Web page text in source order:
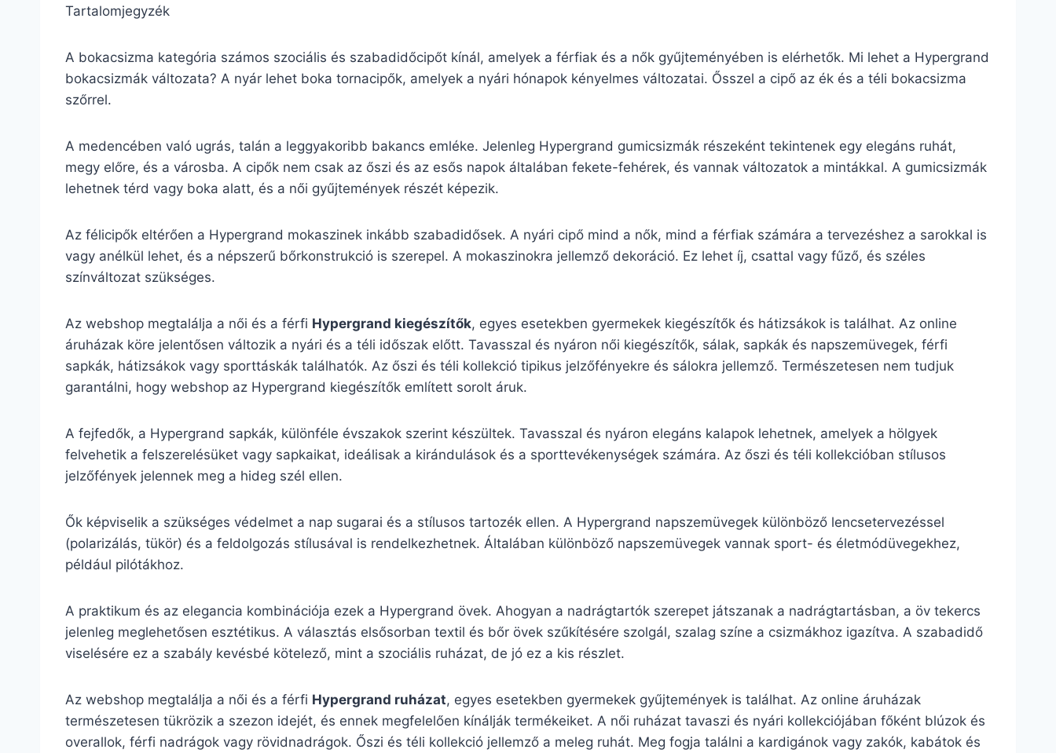
Tartalomjegyzék
A bokacsizma kategória számos szociális és szabadidőcipőt kínál, amelyek a férfiak és a nők gyűjteményében is elérhetők. Mi lehet a Hypergrand
bokacsizmák változata? A nyár lehet boka tornacipők, amelyek a nyári hónapok kényelmes változatai. Ősszel a cipő az ék és a téli bokacsizma
szőrrel.
A medencében való ugrás, talán a leggyakoribb bakancs emléke. Jelenleg Hypergrand gumicsizmák részeként tekintenek egy elegáns ruhát,
megy előre, és a városba. A cipők nem csak az őszi és az esős napok általában fekete-fehérek, és vannak változatok a mintákkal. A gumicsizmák
lehetnek térd vagy boka alatt, és a női gyűjtemények részét képezik.
Az félicipők eltérően a Hypergrand mokaszinek inkább szabadidősek. A nyári cipő mind a nők, mind a férfiak számára a tervezéshez a sarokkal is
vagy anélkül lehet, és a népszerű bőrkonstrukció is szerepel. A mokaszinokra jellemző dekoráció. Ez lehet íj, csattal vagy fűző, és széles
színváltozat szükséges.
Az webshop megtalálja a női és a férfi Hypergrand kiegészítők, egyes esetekben gyermekek kiegészítők és hátizsákok is találhat. Az online
áruházak köre jelentősen változik a nyári és a téli időszak előtt. Tavasszal és nyáron női kiegészítők, sálak, sapkák és napszemüvegek, férfi
sapkák, hátizsákok vagy sporttáskák találhatók. Az őszi és téli kollekció tipikus jelzőfényekre és sálokra jellemző. Természetesen nem tudjuk
garantálni, hogy webshop az Hypergrand kiegészítők említett sorolt áruk.
A fejfedők, a Hypergrand sapkák, különféle évszakok szerint készültek. Tavasszal és nyáron elegáns kalapok lehetnek, amelyek a hölgyek
felvehetik a felszerelésüket vagy sapkaikat, ideálisak a kirándulások és a sporttevékenységek számára. Az őszi és téli kollekcióban stílusos
jelzőfények jelennek meg a hideg szél ellen.
Ők képviselik a szükséges védelmet a nap sugarai és a stílusos tartozék ellen. A Hypergrand napszemüvegek különböző lencsetervezéssel
(polarizálás, tükör) és a feldolgozás stílusával is rendelkezhetnek. Általában különböző napszemüvegek vannak sport- és életmódüvegekhez,
például pilótákhoz.
A praktikum és az elegancia kombinációja ezek a Hypergrand övek. Ahogyan a nadrágtartók szerepet játszanak a nadrágtartásban, a öv tekercs
jelenleg meglehetősen esztétikus. A választás elsősorban textil és bőr övek szűkítésére szolgál, szalag színe a csizmákhoz igazítva. A szabadidő
viselésére ez a szabály kevésbé kötelező, mint a szociális ruházat, de jó ez a kis részlet.
Az webshop megtalálja a női és a férfi Hypergrand ruházat, egyes esetekben gyermekek gyűjtemények is találhat. Az online áruházak
természetesen tükrözik a szezon idejét, és ennek megfelelően kínálják termékeiket. A női ruházat tavaszi és nyári kollekciójában főként blúzok és
overallok, férfi nadrágok vagy rövidnadrágok. Őszi és téli kollekció jellemző a meleg ruhát. Meg fogja találni a kardigánok vagy zakók, kabátok és